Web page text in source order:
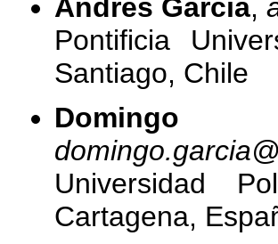
Andrés García,
Pontificia
Santiago, Chile
Domingo
Universidad
Cartagena,